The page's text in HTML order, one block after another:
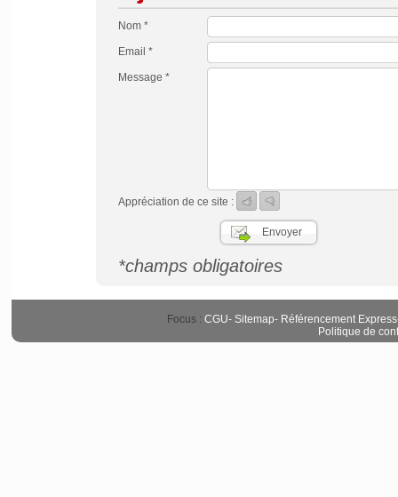
Nom *
Email *
Message *
Appréciation de ce site :
*champs obligatoires
Focus : CGU- Sitemap- Référencement Express
Politique de